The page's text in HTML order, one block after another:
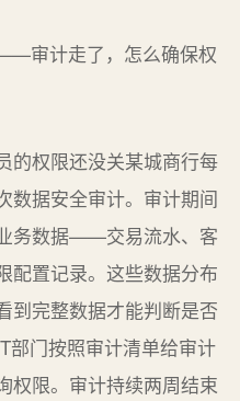
的权限还没关某城商行每
数据安全审计。审计期间
务数据——交易流水、客
配置记录。这些数据分布
到完整数据才能判断是否
部门按照审计清单给审计
权限。审计持续两周结束